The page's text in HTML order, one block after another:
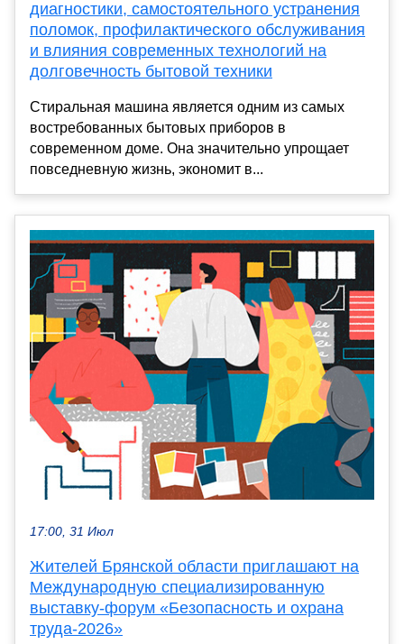
диагностики, самостоятельного устранения
поломок, профилактического обслуживания
и влияния современных технологий на
долговечность бытовой техники
Стиральная машина является одним из самых
востребованных бытовых приборов в
современном доме. Она значительно упрощает
повседневную жизнь, экономит в...
17:00, 31 Июл
Жителей Брянской области приглашают на
Международную специализированную
выставку-форум «Безопасность и охрана
труда-2026»